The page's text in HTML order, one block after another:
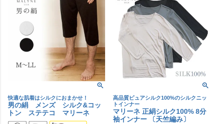
快適な肌着はシルクにおまかせ！
男の絹 メンズ シルク&コッ
トン ステテコ マリーネ
高品質ピュアシルク100%のシルクニッ
トインナー
マリーネ 正絹シルク100% 8分
袖インナー 〔天竺編み〕